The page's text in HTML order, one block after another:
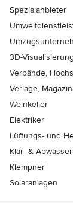
Spezialanbieter
3D-Visualisierung
Verbände,
Verlage,
Weinkeller
Elektriker
Lüftungs- und
Klär- &
Klempner
Solaranlagen